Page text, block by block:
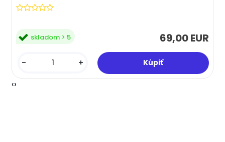
69,00 EUR
skladom > 5
-
+
‹›